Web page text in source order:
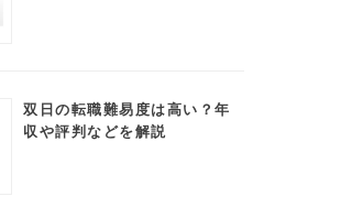
双日の転職難易度は高い？年
収や評判などを解説